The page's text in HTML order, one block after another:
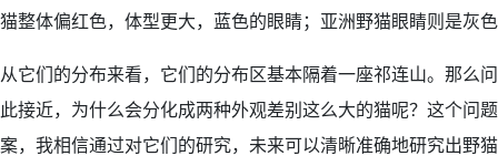
猫整体偏红色，体型更大，蓝色的眼睛；亚洲野猫眼睛则是灰
从它们的分布来看，它们的分布区基本隔着一座祁连山。那么
此接近，为什么会分化成两种外观差别这么大的猫呢？这个问
案，我相信通过对它们的研究，未来可以清晰准确地研究出野